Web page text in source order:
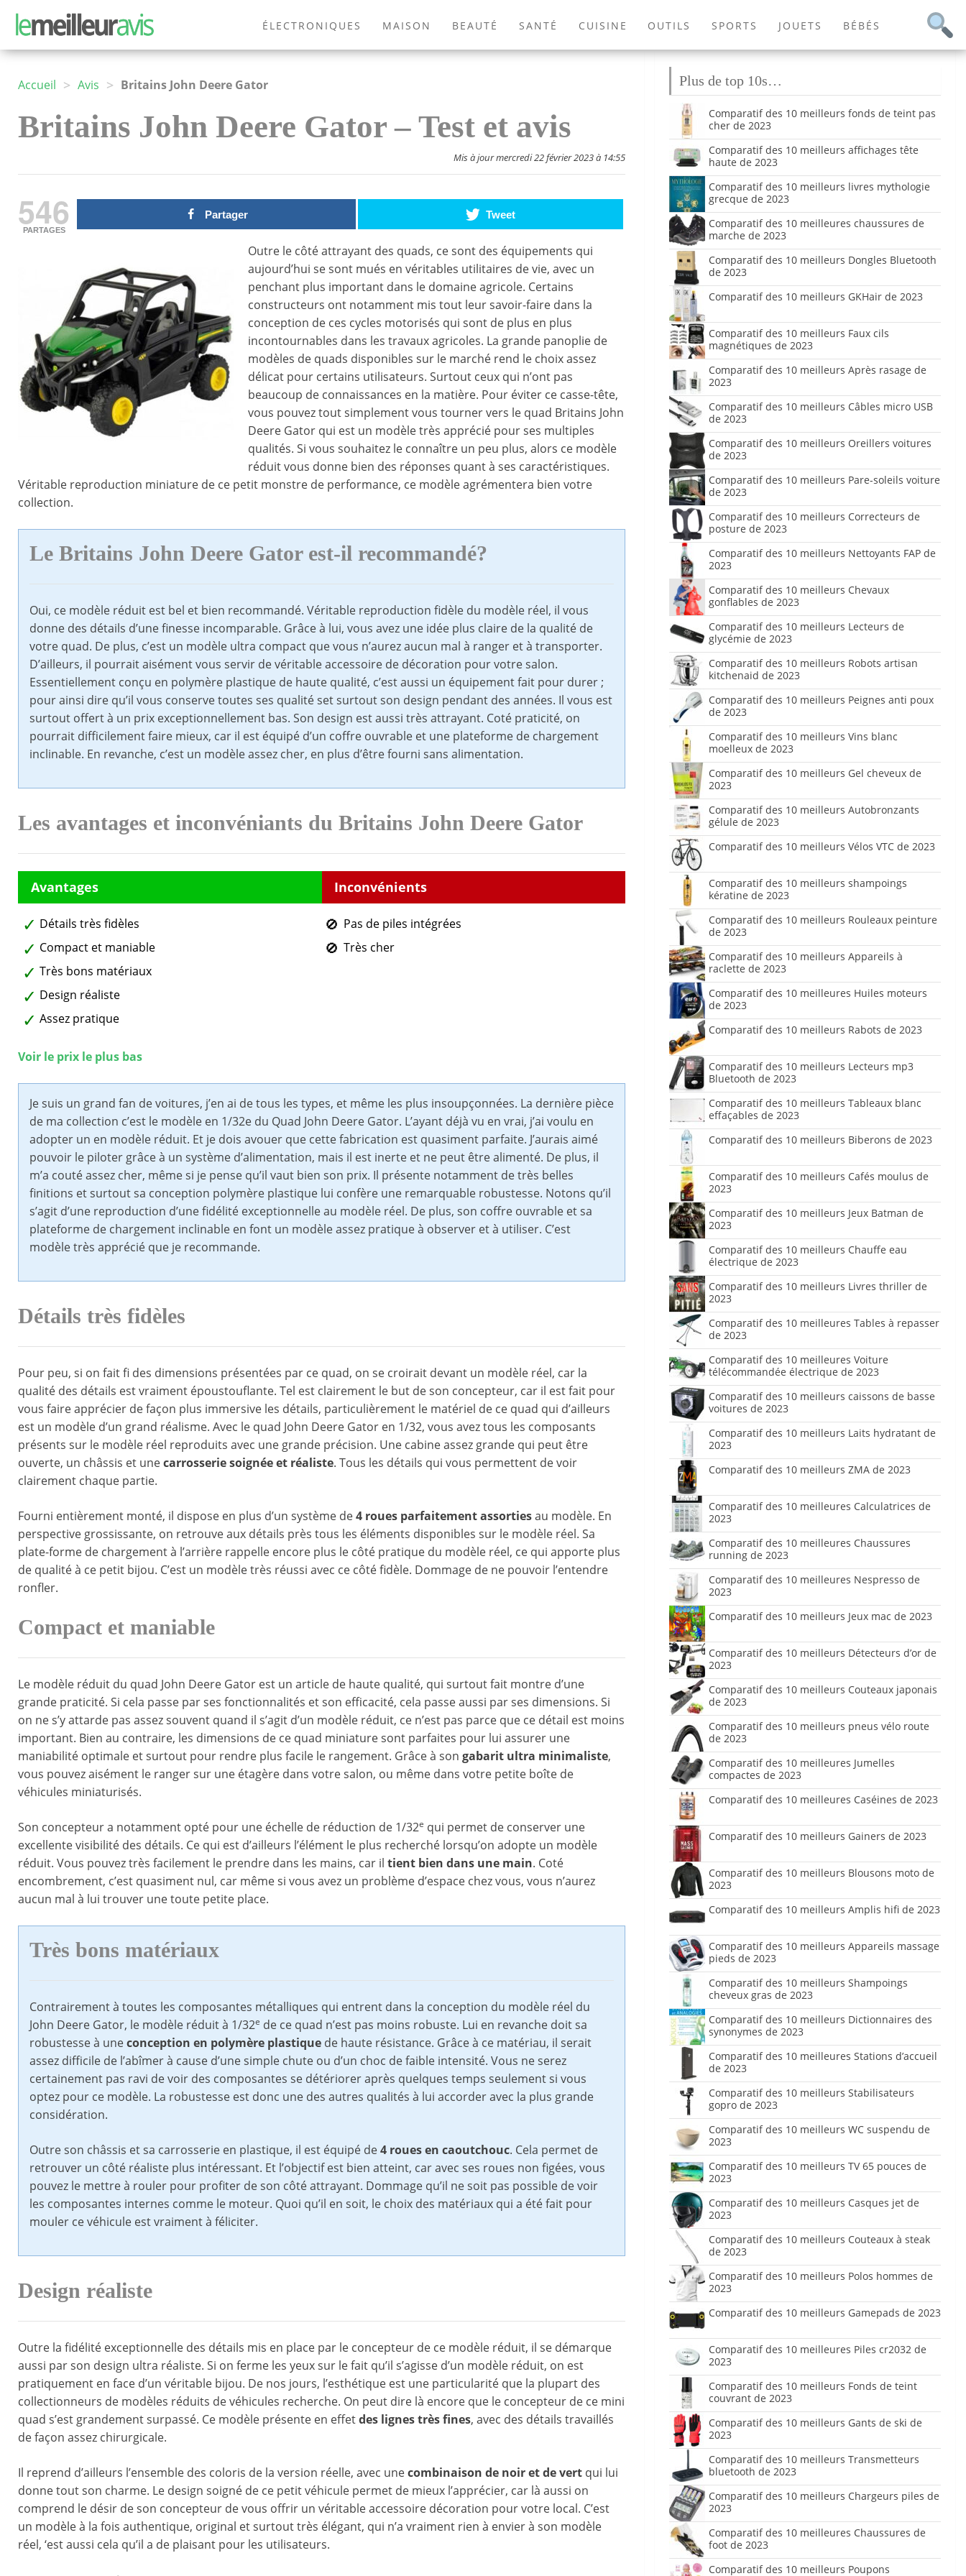
ÉLECTRONIQUES MAISON BEAUTÉ SANTÉ CUISINE OUTILS SPORTS JOUETS BÉBÉS
MODE EXTÉRIEUR ANIMAUX JEUX VIDÉOS LIVRES
Accueil > Avis > Britains John Deere Gator
Britains John Deere Gator – Test et avis
Mis à jour mercredi 22 février 2023 à 14:55
546
PARTAGES
Partager Tweet
Outre le côté attrayant des quads, ce sont des équipements qui
aujourd’hui se sont mués en véritables utilitaires de vie, avec un
penchant plus important dans le domaine agricole. Certains
constructeurs ont notamment mis tout leur savoir-faire dans la
conception de ces cycles motorisés qui sont de plus en plus
incontournables dans les travaux agricoles. La grande panoplie de
modèles de quads disponibles sur le marché rend le choix assez
délicat pour certains utilisateurs. Surtout ceux qui n’ont pas
beaucoup de connaissances en la matière. Pour éviter ce casse-tête,
vous pouvez tout simplement vous tourner vers le quad Britains John
Deere Gator qui est un modèle très apprécié pour ses multiples
qualités. Si vous souhaitez le connaître un peu plus, alors ce modèle
réduit vous donne bien des réponses quant à ses caractéristiques.
Véritable reproduction miniature de ce petit monstre de performance, ce modèle agrémentera bien votre
collection.
Le Britains John Deere Gator est-il recommandé?
Oui, ce modèle réduit est bel et bien recommandé. Véritable reproduction fidèle du modèle réel, il vous
donne des détails d’une finesse incomparable. Grâce à lui, vous avez une idée plus claire de la qualité de
votre quad. De plus, c’est un modèle ultra compact que vous n’aurez aucun mal à ranger et à transporter.
D’ailleurs, il pourrait aisément vous servir de véritable accessoire de décoration pour votre salon.
Essentiellement conçu en polymère plastique de haute qualité, c’est aussi un équipement fait pour durer ;
pour ainsi dire qu’il vous conserve toutes ses qualité set surtout son design pendant des années. Il vous est
surtout offert à un prix exceptionnellement bas. Son design est aussi très attrayant. Coté praticité, on
pourrait difficilement faire mieux, car il est équipé d’un coffre ouvrable et une plateforme de chargement
inclinable. En revanche, c’est un modèle assez cher, en plus d’être fourni sans alimentation.
Les avantages et inconvéniants du Britains John Deere Gator
Détails très fidèles
Compact et maniable
Très bons matériaux
Design réaliste
Assez pratique
Pas de piles intégrées
Très cher
Voir le prix le plus bas
Je suis un grand fan de voitures, j’en ai de tous les types, et même les plus insoupçonnées. La dernière pièce
de ma collection c’est le modèle en 1/32e du Quad John Deere Gator. L’ayant déjà vu en vrai, j’ai voulu en
adopter un en modèle réduit. Et je dois avouer que cette fabrication est quasiment parfaite. J’aurais aimé
pouvoir le piloter grâce à un système d’alimentation, mais il est inerte et ne peut être alimenté. De plus, il
m’a couté assez cher, même si je pense qu’il vaut bien son prix. Il présente notamment de très belles
finitions et surtout sa conception polymère plastique lui confère une remarquable robustesse. Notons qu’il
s’agit d’une reproduction d’une fidélité exceptionnelle au modèle réel. De plus, son coffre ouvrable et sa
plateforme de chargement inclinable en font un modèle assez pratique à observer et à utiliser. C’est
modèle très apprécié que je recommande.
Détails très fidèles
Pour peu, si on fait fi des dimensions présentées par ce quad, on se croirait devant un modèle réel, car la
qualité des détails est vraiment époustouflante. Tel est clairement le but de son concepteur, car il est fait pour
vous faire apprécier de façon plus immersive les détails, particulièrement le matériel de ce quad qui d’ailleurs
est un modèle d’un grand réalisme. Avec le quad John Deere Gator en 1/32, vous avez tous les composants
présents sur le modèle réel reproduits avec une grande précision. Une cabine assez grande qui peut être
ouverte, un châssis et unecarrosserie soignée et réaliste. Tous les détails qui vous permettent de voir
clairement chaque partie.
Fourni entièrement monté, il dispose en plus d’un système de4 roues parfaitement assortiesau modèle. En
perspective grossissante, on retrouve aux détails près tous les éléments disponibles sur le modèle réel. Sa
plate-forme de chargement à l’arrière rappelle encore plus le côté pratique du modèle réel, ce qui apporte plus
de qualité à ce petit bijou. C’est un modèle très réussi avec ce côté fidèle. Dommage de ne pouvoir l’entendre
ronfler.
Compact et maniable
Le modèle réduit du quad John Deere Gator est un article de haute qualité, qui surtout fait montre d’une
grande praticité. Si cela passe par ses fonctionnalités et son efficacité, cela passe aussi par ses dimensions. Si
on ne s’y attarde pas assez souvent quand il s’agit d’un modèle réduit, ce n’est pas parce que ce détail est moins
important. Bien au contraire, les dimensions de ce quad miniature sont parfaites pour lui assurer une
maniabilité optimale et surtout pour rendre plus facile le rangement. Grâce à son gabarit ultra minimaliste,
vous pouvez aisément le ranger sur une étagère dans votre salon, ou même dans votre petite boîte de
véhicules miniaturisés.
Son concepteur a notamment opté pour une échelle de réduction de 1/32e qui permet de conserver une
excellente visibilité des détails. Ce qui est d’ailleurs l’élément le plus recherché lorsqu’on adopte un modèle
réduit. Vous pouvez très facilement le prendre dans les mains, car il tient bien dans une main. Coté
encombrement, c’est quasiment nul, car même si vous avez un problème d’espace chez vous, vous n’aurez
aucun mal à lui trouver une toute petite place.
Très bons matériaux
Contrairement à toutes les composantes métalliques qui entrent dans la conception du modèle réel du
John Deere Gator, le modèle réduit à 1/32e de ce quad n’est pas moins robuste. Lui en revanche doit sa
robustesse à uneconception en polymère plastique de haute résistance. Grâce à ce matériau, il serait
assez difficile de l’abîmer à cause d’une simple chute ou d’un choc de faible intensité. Vous ne serez
certainement pas ravi de voir des composantes se détériorer après quelques temps seulement si vous
optez pour ce modèle. La robustesse est donc une des autres qualités à lui accorder avec la plus grande
considération.
Outre son châssis et sa carrosserie en plastique, il est équipé de4 roues en caoutchouc. Cela permet de
retrouver un côté réaliste plus intéressant. Et l’objectif est bien atteint, car avec ses roues non figées, vous
pouvez le mettre à rouler pour profiter de son côté attrayant. Dommage qu’il ne soit pas possible de voir
les composantes internes comme le moteur. Quoi qu’il en soit, le choix des matériaux qui a été fait pour
mouler ce véhicule est vraiment à féliciter.
Design réaliste
Outre la fidélité exceptionnelle des détails mis en place par le concepteur de ce modèle réduit, il se démarque
aussi par son design ultra réaliste. Si on ferme les yeux sur le fait qu’il s’agisse d’un modèle réduit, on est
pratiquement en face d’un véritable bijou. De nos jours, l’esthétique est une particularité que la plupart des
collectionneurs de modèles réduits de véhicules recherche. On peut dire là encore que le concepteur de ce mini
quad s’est grandement surpassé. Ce modèle présente en effetdes lignes très fines, avec des détails travaillés
de façon assez chirurgicale.
Il reprend d’ailleurs l’ensemble des coloris de la version réelle, avec unecombinaison de noir et de vert qui lui
donne tout son charme. Le design soigné de ce petit véhicule permet de mieux l’apprécier, car là aussi on
comprend le désir de son concepteur de vous offrir un véritable accessoire décoration pour votre local. C’est
un modèle à la fois authentique, original et surtout très élégant, qui n’a vraiment rien à envier à son modèle
réel, ‘est aussi cela qu’il a de plaisant pour les utilisateurs.
Plus de top 10s…
Comparatif des 10 meilleurs fonds de teint pas
cher de 2023
Comparatif des 10 meilleurs affichages tête
haute de 2023
Comparatif des 10 meilleurs livres mythologie
grecque de 2023
Comparatif des 10 meilleures chaussures de
marche de 2023
Comparatif des 10 meilleurs Dongles Bluetooth
de 2023
Comparatif des 10 meilleurs GKHair de 2023
Comparatif des 10 meilleurs Faux cils
magnétiques de 2023
Comparatif des 10 meilleurs Après rasage de
2023
Comparatif des 10 meilleurs Câbles micro USB
de 2023
Comparatif des 10 meilleurs Oreillers voitures
de 2023
Comparatif des 10 meilleurs Pare-soleils voiture
de 2023
Comparatif des 10 meilleurs Correcteurs de
posture de 2023
Comparatif des 10 meilleurs Nettoyants FAP de
2023
Comparatif des 10 meilleurs Chevaux
gonflables de 2023
Comparatif des 10 meilleurs Lecteurs de
glycémie de 2023
Comparatif des 10 meilleurs Robots artisan
kitchenaid de 2023
Comparatif des 10 meilleurs Peignes anti poux
de 2023
Comparatif des 10 meilleurs Vins blanc
moelleux de 2023
Comparatif des 10 meilleurs Gel cheveux de
2023
Comparatif des 10 meilleurs Autobronzants
gélule de 2023
Comparatif des 10 meilleurs Vélos VTC de 2023
Comparatif des 10 meilleurs shampoings
kératine de 2023
Comparatif des 10 meilleurs Rouleaux peinture
de 2023
Comparatif des 10 meilleurs Appareils à
raclette de 2023
Comparatif des 10 meilleures Huiles moteurs
de 2023
Comparatif des 10 meilleurs Rabots de 2023
Comparatif des 10 meilleurs Lecteurs mp3
Bluetooth de 2023
Comparatif des 10 meilleurs Tableaux blanc
effaçables de 2023
Comparatif des 10 meilleurs Biberons de 2023
Comparatif des 10 meilleurs Cafés moulus de
2023
Comparatif des 10 meilleurs Jeux Batman de
2023
Comparatif des 10 meilleurs Chauffe eau
électrique de 2023
Comparatif des 10 meilleurs Livres thriller de
2023
Comparatif des 10 meilleures Tables à repasser
de 2023
Comparatif des 10 meilleures Voiture
télécommandée électrique de 2023
Comparatif des 10 meilleurs caissons de basse
voitures de 2023
Comparatif des 10 meilleurs Laits hydratant de
2023
Comparatif des 10 meilleurs ZMA de 2023
Comparatif des 10 meilleures Calculatrices de
2023
Comparatif des 10 meilleures Chaussures
running de 2023
Comparatif des 10 meilleures Nespresso de
2023
Comparatif des 10 meilleurs Jeux mac de 2023
Comparatif des 10 meilleurs Détecteurs d’or de
2023
Comparatif des 10 meilleurs Couteaux japonais
de 2023
Comparatif des 10 meilleurs pneus vélo route
de 2023
Comparatif des 10 meilleures Jumelles
compactes de 2023
Comparatif des 10 meilleures Caséines de 2023
Comparatif des 10 meilleurs Gainers de 2023
Comparatif des 10 meilleurs Blousons moto de
2023
Comparatif des 10 meilleurs Amplis hifi de 2023
Comparatif des 10 meilleurs Appareils massage
pieds de 2023
Comparatif des 10 meilleurs Shampoings
cheveux gras de 2023
Comparatif des 10 meilleurs Dictionnaires des
synonymes de 2023
Comparatif des 10 meilleures Stations d’accueil
de 2023
Comparatif des 10 meilleurs Stabilisateurs
gopro de 2023
Comparatif des 10 meilleurs WC suspendu de
2023
Comparatif des 10 meilleurs TV 65 pouces de
2023
Comparatif des 10 meilleurs Casques jet de
2023
Comparatif des 10 meilleurs Couteaux à steak
de 2023
Comparatif des 10 meilleurs Polos hommes de
2023
Comparatif des 10 meilleurs Gamepads de 2023
Comparatif des 10 meilleures Piles cr2032 de
2023
Comparatif des 10 meilleurs Fonds de teint
couvrant de 2023
Comparatif des 10 meilleurs Gants de ski de
2023
Comparatif des 10 meilleurs Transmetteurs
bluetooth de 2023
Comparatif des 10 meilleurs Chargeurs piles de
2023
Comparatif des 10 meilleures Chaussures de
foot de 2023
Comparatif des 10 meilleurs Poupons